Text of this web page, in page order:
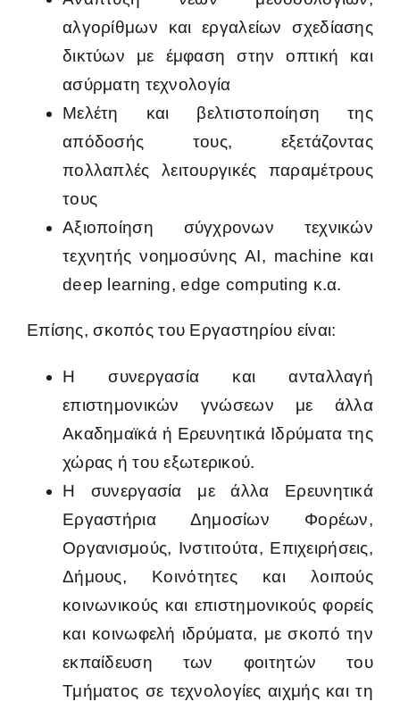
αλγορίθμων και εργαλείων σχεδίασης
δικτύων με έμφαση στην οπτική και
ασύρματη τεχνολογία
Μελέτη και βελτιστοποίηση της
απόδοσής τους, εξετάζοντας
πολλαπλές λειτουργικές παραμέτρους
τους
Αξιοποίηση σύγχρονων τεχνικών
τεχνητής νοημοσύνης AI, machine και
deep learning, edge computing κ.α.
Επίσης, σκοπός του Εργαστηρίου είναι:
Η συνεργασία και ανταλλαγή
επιστημονικών γνώσεων με άλλα
Ακαδημαϊκά ή Ερευνητικά Ιδρύματα της
χώρας ή του εξωτερικού.
Η συνεργασία με άλλα Ερευνητικά
Εργαστήρια Δημοσίων Φορέων,
Οργανισμούς, Ινστιτούτα, Επιχειρήσεις,
Δήμους, Κοινότητες και λοιπούς
κοινωνικούς και επιστημονικούς φορείς
και κοινωφελή ιδρύματα, με σκοπό την
εκπαίδευση των φοιτητών του
Τμήματος σε τεχνολογίες αιχμής και τη